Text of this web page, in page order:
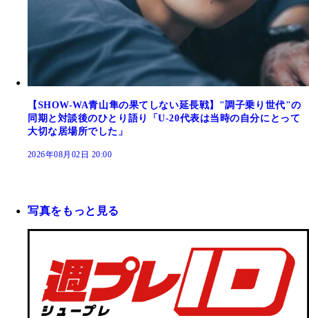
【SHOW-WA青山隼の果てしない延長戦】"調子乗り世代"の
同期と対談後のひとり語り「U-20代表は当時の自分にとって
大切な居場所でした」
2026年08月02日 20:00
写真をもっと見る